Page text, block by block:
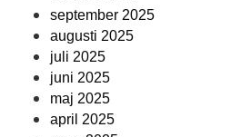
september 2025
augusti 2025
juli 2025
juni 2025
maj 2025
april 2025